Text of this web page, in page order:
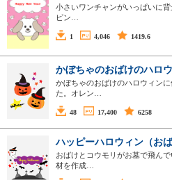
小さいワンチャンがいっぱいに
ピン…
1 4,046 1419.6
かぼちゃのおばけのハロ
かぼちゃのおばけのハロウィン
た。オレン…
48 17,400 6258
ハッピーハロウィン（お
おばけとコウモリがお墓で飛ん
材を作成…